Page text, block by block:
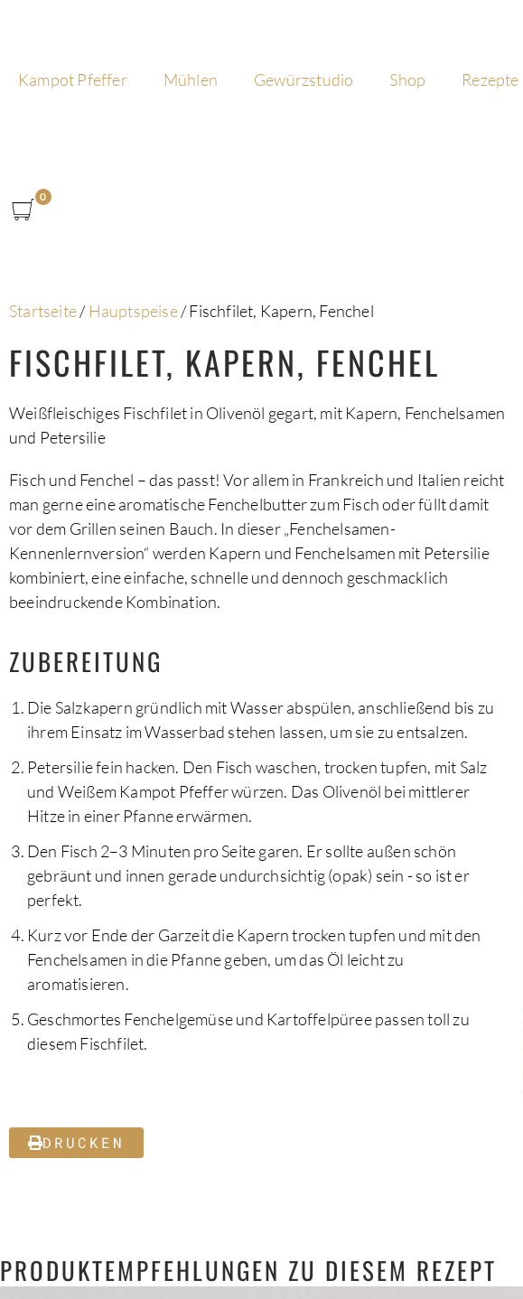
Kampot Pfeffer Mühlen Gewürzstudio Shop Rezepte
0
Startseite/ Hauptspeise/Fischfilet, Kapern, Fenchel
FISCHFILET, KAPERN, FENCHEL
Weißfleischiges Fischfilet in Olivenöl gegart, mit Kapern, Fenchelsamen
und Petersilie
Fisch und Fenchel – das passt! Vor allem in Frankreich und Italien reicht
man gerne eine aromatische Fenchelbutter zum Fisch oder füllt damit
vor dem Grillen seinen Bauch. In dieser „Fenchelsamen-
Kennenlernversion“ werden Kapern und Fenchelsamen mit Petersilie
kombiniert, eine einfache, schnelle und dennoch geschmacklich
beeindruckende Kombination.
ZUBEREITUNG
Die Salzkapern gründlich mit Wasser abspülen, anschließend bis zu
ihrem Einsatz im Wasserbad stehen lassen, um sie zu entsalzen.
Petersilie fein hacken. Den Fisch waschen, trocken tupfen, mit Salz
und Weißem Kampot Pfeffer würzen. Das Olivenöl bei mittlerer
Hitze in einer Pfanne erwärmen.
Den Fisch 2–3 Minuten pro Seite garen. Er sollte außen schön
gebräunt und innen gerade undurchsichtig (opak) sein - so ist er
perfekt.
Kurz vor Ende der Garzeit die Kapern trocken tupfen und mit den
Fenchelsamen in die Pfanne geben, um das Öl leicht zu
aromatisieren.
Geschmortes Fenchelgemüse und Kartoffelpüree passen toll zu
diesem Fischfilet.
DRUCKEN
PRODUKTEMPFEHLUNGEN ZU DIESEM REZEPT